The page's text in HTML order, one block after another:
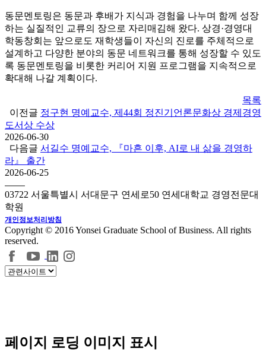
동문멘토링은 동문과 후배가 지식과 경험을 나누며 함께 성장
하는 실질적인 교류의 장으로 자리매김해 왔다. 상경·경영대
학동창회는 앞으로도 재학생들이 자신의 진로를 주체적으로
설계하고 다양한 분야의 동문 네트워크를 통해 성장할 수 있도
록 동문멘토링을 비롯한 커리어 지원 프로그램을 지속적으로
확대해 나갈 계획이다.
목록
이전글 정구현 명예교수, 제44회 정진기언론문화상 경제경영
도서상 수상
2026-06-30
다음글 서길수 명예교수, 『마흔 이후, AI로 내 삶을 경영하
라』 출간
2026-06-25
03722 서울특별시 서대문구 연세로50 연세대학교 경영전문대
학원
개인정보처리방침
Copyright © 2016 Yonsei Graduate School of Business. All rights
reserved.
페이지 로딩 이미지 표시